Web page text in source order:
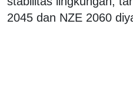
2045 dan NZE 2060